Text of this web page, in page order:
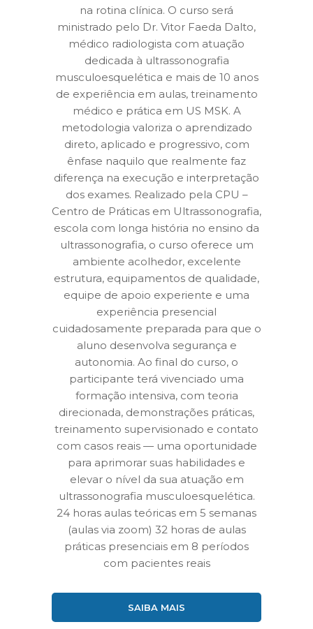
na rotina clínica. O curso será
ministrado pelo Dr. Vitor Faeda Dalto,
médico radiologista com atuação
dedicada à ultrassonografia
musculoesquelética e mais de 10 anos
de experiência em aulas, treinamento
médico e prática em US MSK. A
metodologia valoriza o aprendizado
direto, aplicado e progressivo, com
ênfase naquilo que realmente faz
diferença na execução e interpretação
dos exames. Realizado pela CPU –
Centro de Práticas em Ultrassonografia,
escola com longa história no ensino da
ultrassonografia, o curso oferece um
ambiente acolhedor, excelente
estrutura, equipamentos de qualidade,
equipe de apoio experiente e uma
experiência presencial
cuidadosamente preparada para que o
aluno desenvolva segurança e
autonomia. Ao final do curso, o
participante terá vivenciado uma
formação intensiva, com teoria
direcionada, demonstrações práticas,
treinamento supervisionado e contato
com casos reais — uma oportunidade
para aprimorar suas habilidades e
elevar o nível da sua atuação em
ultrassonografia musculoesquelética.
24 horas aulas teóricas em 5 semanas
(aulas via zoom) 32 horas de aulas
práticas presenciais em 8 períodos
com pacientes reais
SAIBA MAIS